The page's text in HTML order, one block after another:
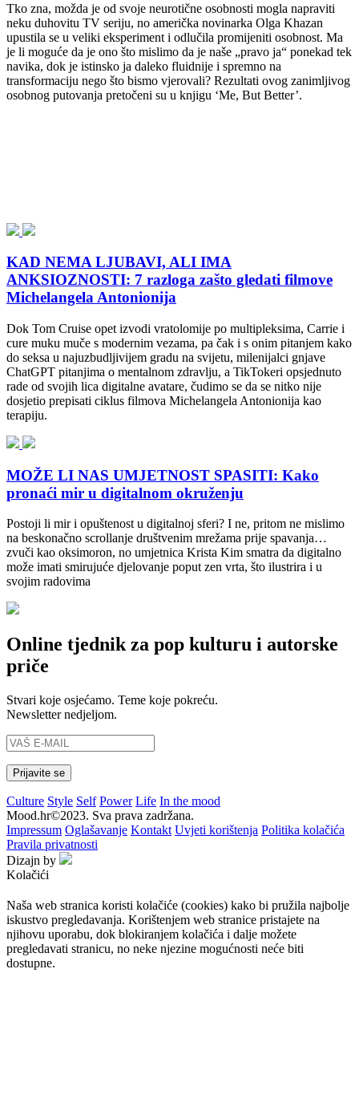
Tko zna, možda je od svoje neurotične osobnosti mogla napraviti
neku duhovitu TV seriju, no američka novinarka Olga Khazan
upustila se u veliki eksperiment i odlučila promijeniti osobnost. Ma
je li moguće da je ono što mislimo da je naše „pravo ja“ ponekad tek
navika, dok je istinsko ja daleko fluidnije i spremno na
transformaciju nego što bismo vjerovali? Rezultati ovog zanimljivog
osobnog putovanja pretočeni su u knjigu ‘Me, But Better’.
KAD NEMA LJUBAVI, ALI IMA
ANKSIOZNOSTI: 7 razloga zašto gledati filmove
Michelangela Antonionija
Dok Tom Cruise opet izvodi vratolomije po multipleksima, Carrie i
cure muku muče s modernim vezama, pa čak i s onim pitanjem kako
do seksa u najuzbudljivijem gradu na svijetu, milenijalci gnjave
ChatGPT pitanjima o mentalnom zdravlju, a TikTokeri opsjednuto
rade od svojih lica digitalne avatare, čudimo se da se nitko nije
dosjetio prepisati ciklus filmova Michelangela Antonionija kao
terapiju.
MOŽE LI NAS UMJETNOST SPASITI: Kako
pronaći mir u digitalnom okruženju
Postoji li mir i opuštenost u digitalnoj sferi? I ne, pritom ne mislimo
na beskonačno scrollanje društvenim mrežama prije spavanja…
zvuči kao oksimoron, no umjetnica Krista Kim smatra da digitalno
može imati smirujuće djelovanje poput zen vrta, što ilustrira i u
svojim radovima
Online tjednik za pop kulturu i autorske
priče
Stvari koje osjećamo. Teme koje pokreću.
Newsletter nedjeljom.
Culture Style Self Power Life In the mood
Mood.hr©2023. Sva prava zadržana.
Impressum Oglašavanje Kontakt Uvjeti korištenja Politika kolačića
Pravila privatnosti
Dizajn by
Kolačići
Naša web stranica koristi kolačiće (cookies) kako bi pružila najbolje
iskustvo pregledavanja. Korištenjem web stranice pristajete na
njihovu uporabu, dok blokiranjem kolačića i dalje možete
pregledavati stranicu, no neke njezine mogućnosti neće biti
dostupne.